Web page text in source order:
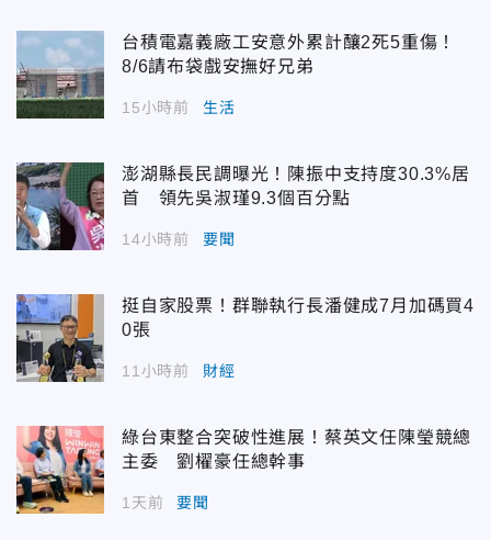
台積電嘉義廠工安意外累計釀2死5重傷！
8/6請布袋戲安撫好兄弟
15小時前 生活
澎湖縣長民調曝光！陳振中支持度30.3%居
首 領先吳淑瑾9.3個百分點
14小時前 要聞
挺自家股票！群聯執行長潘健成7月加碼買4
0張
11小時前 財經
綠台東整合突破性進展！蔡英文任陳瑩競總
主委 劉櫂豪任總幹事
1天前 要聞